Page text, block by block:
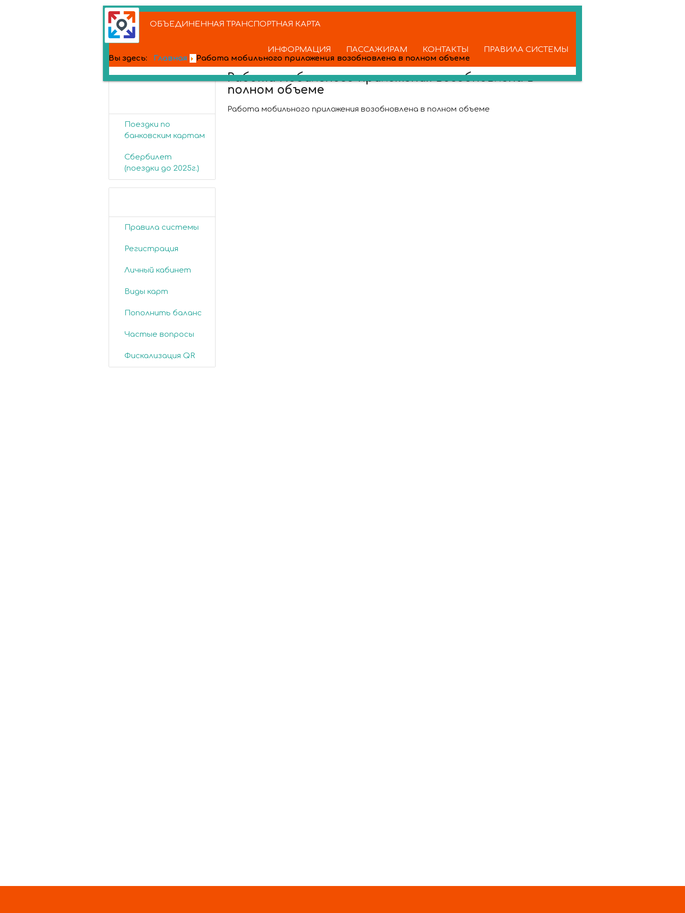
ОБЪЕДИНЕННАЯ ТРАНСПОРТНАЯ КАРТА
ИНФОРМАЦИЯ ПАССАЖИРАМ КОНТАКТЫ
ПРАВИЛА СИСТЕМЫ
Вы здесь: Главная Работа мобильного приложения возобновлена в полном объеме
Поездки по
банковским картам
Сбербилет
(поездки до 2025г.)
Правила системы
Регистрация
Личный кабинет
Виды карт
Пополнить баланс
Частые вопросы
Фискализация QR
Работа мобильного приложения возобновлена в
полном объеме
Работа мобильного приложения возобновлена в полном объеме